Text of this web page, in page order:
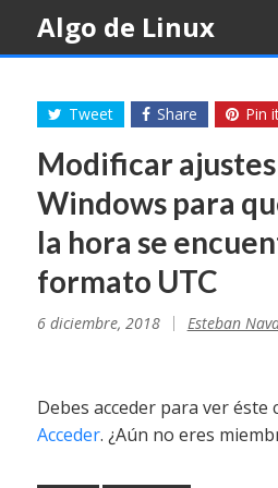
content
Algo de Linux
Tweet Share Pin
Modificar
Windows para
la hora se
formato UTC
6 diciembre, 2018 Esteban
Debes acceder para ver
Acceder. ¿Aún no eres